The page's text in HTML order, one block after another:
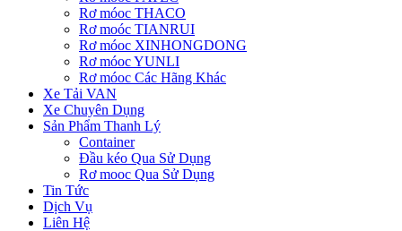
Rơ móoc THACO
Rơ moóc TIANRUI
Rơ móoc XINHONGDONG
Rơ móoc YUNLI
Rơ móoc Các Hãng Khác
Xe Tải VAN
Xe Chuyên Dụng
Sản Phẩm Thanh Lý
Container
Đầu kéo Qua Sử Dụng
Rơ mooc Qua Sử Dụng
Tin Tức
Dịch Vụ
Liên Hệ